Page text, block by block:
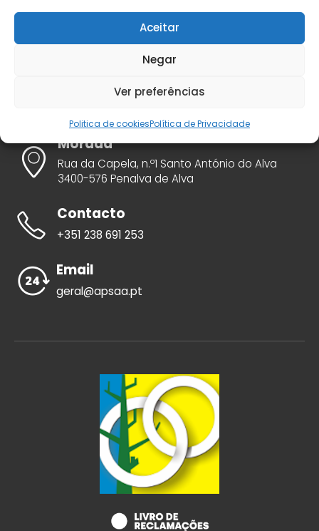
Aceitar
Negar
Ver preferências
Politica de cookiesPolítica de Privacidade
Morada
Rua da Capela, n.º1 Santo António do Alva
3400-576 Penalva de Alva
Contacto
+351 238 691 253
Email
geral@apsaa.pt